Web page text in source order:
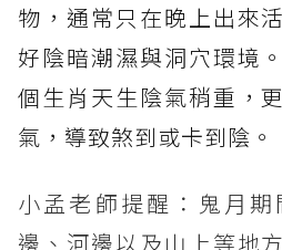
物，通常只在晚上出來
好陰暗潮濕與洞穴環境
個生肖天生陰氣稍重，
氣，導致煞到或卡到陰。
小孟老師提醒：鬼月
邊、河邊以及山上等地